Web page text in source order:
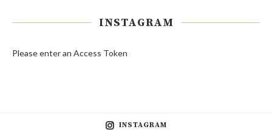
INSTAGRAM
Please enter an Access Token
INSTAGRAM